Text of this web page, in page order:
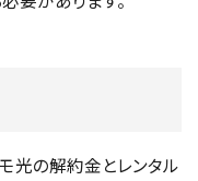
光の解約金とレンタル